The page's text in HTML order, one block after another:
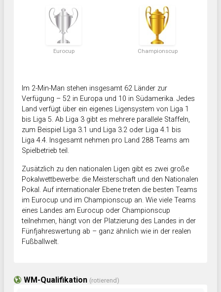
Eurocup Championscup
Im 2-Min-Man stehen insgesamt 62 Länder zur
Verfügung – 52 in Europa und 10 in Südamerika. Jedes
Land verfügt über ein eigenes Ligensystem von Liga 1
bis Liga 5. Ab Liga 3 gibt es mehrere parallele Staffeln,
zum Beispiel Liga 3.1 und Liga 3.2 oder Liga 4.1 bis
Liga 4.4. Insgesamt nehmen pro Land 288 Teams am
Spielbetrieb teil.
Zusätzlich zu den nationalen Ligen gibt es zwei große
Pokalwettbewerbe: die Meisterschaft und den Nationalen
Pokal. Auf internationaler Ebene treten die besten Teams
im Eurocup und im Championscup an. Wie viele Teams
eines Landes am Eurocup oder Championscup
teilnehmen, hängt von der Platzierung des Landes in der
Fünfjahreswertung ab – ganz ähnlich wie in der realen
Fußballwelt.
WM-Qualifikation (rotierend)